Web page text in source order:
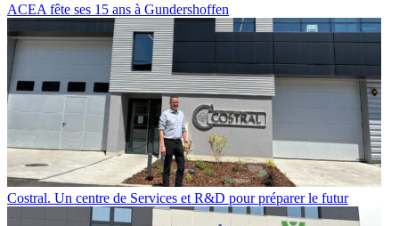
ACEA fête ses 15 ans à Gundershoffen
Costral. Un centre de Services et R&D pour préparer le futur